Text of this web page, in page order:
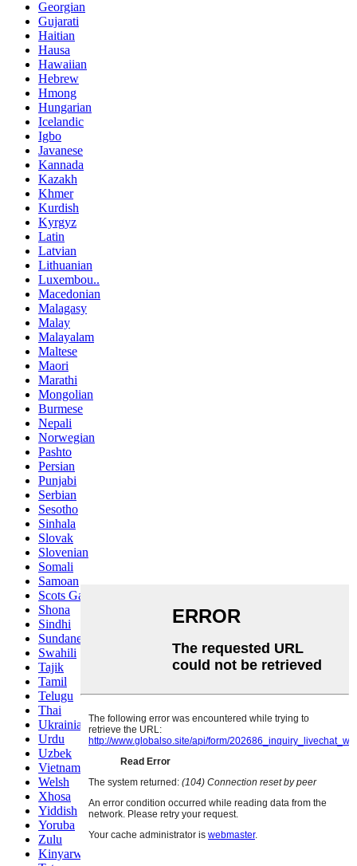
Georgian
Gujarati
Haitian
Hausa
Hawaiian
Hebrew
Hmong
Hungarian
Icelandic
Igbo
Javanese
Kannada
Kazakh
Khmer
Kurdish
Kyrgyz
Latin
Latvian
Lithuanian
Luxembou..
Macedonian
Malagasy
Malay
Malayalam
Maltese
Maori
Marathi
Mongolian
Burmese
Nepali
Norwegian
Pashto
Persian
Punjabi
Serbian
Sesotho
Sinhala
Slovak
Slovenian
Somali
Samoan
Scots Gaelic
Shona
Sindhi
Sundanese
Swahili
Tajik
Tamil
Telugu
Thai
Ukrainian
Urdu
Uzbek
Vietnamese
Welsh
Xhosa
Yiddish
Yoruba
Zulu
Kinyarwanda